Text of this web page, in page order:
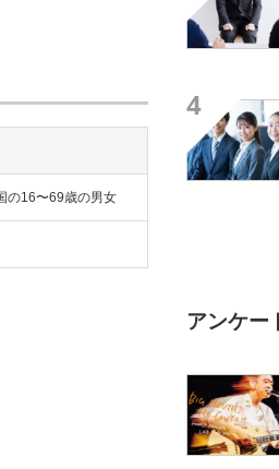
の16〜69歳の男女
4
アンケー